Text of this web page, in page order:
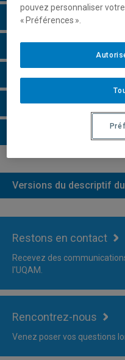
Grille de cheminement
Particularités
Faire une demande
Versions du descriptif
Restons en contact
Recevez des
l'UQAM.
Rencontrez-nous
Venez poser vos questions
pouvez personnaliser
« Préférences ».